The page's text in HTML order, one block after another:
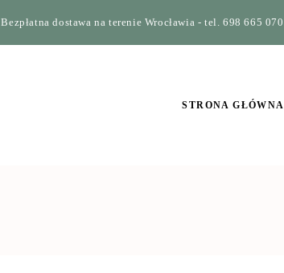
Bezpłatna dostawa na terenie Wrocławia - tel. 698 665 070
STRONA GŁÓWNA